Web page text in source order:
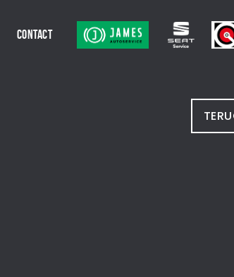
CONTACT